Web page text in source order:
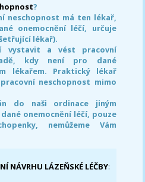
?
neschopnost má ten lékař,
onemocnění léčí, určuje
lékař).
vystavit a vést pracovní
kdy není pro dané
lékařem. Praktický lékař
neschopnost mimo
do naši ordinace jiným
onemocnění léčí, pouze
nemůžeme Vám
NÁVRHU LÁZEŇSKÉ LÉČBY: